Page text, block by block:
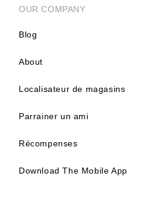
OUR COMPANY
Blog
About
Localisateur de magasins
Parrainer un ami
Récompenses
Download The Mobile App